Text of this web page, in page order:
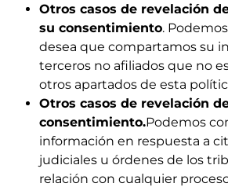
Otros casos de revelación
su consentimiento.
desea que compartamos su
terceros no afiliados que no
otros apartados de esta
Otros casos de revelación
consentimiento.Podemos
información en respuesta a
judiciales u órdenes de los
relación con cualquier